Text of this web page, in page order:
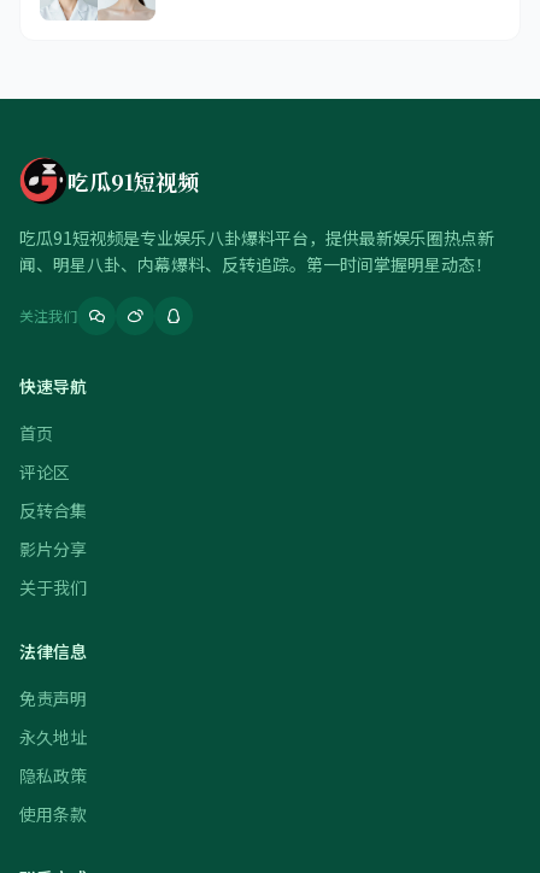
吃瓜91短视频
吃瓜91短视频是专业娱乐八卦爆料平台，提供最新娱乐圈热点新
闻、明星八卦、内幕爆料、反转追踪。第一时间掌握明星动态！
关注我们
快速导航
首页
评论区
反转合集
影片分享
关于我们
法律信息
免责声明
永久地址
隐私政策
使用条款